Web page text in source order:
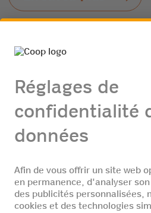
Pearlwater